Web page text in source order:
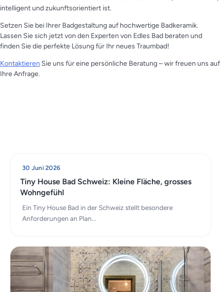
intelligent und zukunftsorientiert ist.
Setzen Sie bei Ihrer Badgestaltung auf hochwertige Badkeramik.
Lassen Sie sich jetzt von den Experten von Edles Bad beraten und
finden Sie die perfekte Lösung für Ihr neues Traumbad!
Kontaktieren Sie uns für eine persönliche Beratung – wir freuen uns auf
Ihre Anfrage.
30 Juni 2026
Tiny House Bad Schweiz: Kleine Fläche, grosses
Wohngefühl
Ein Tiny House Bad in der Schweiz stellt besondere
Anforderungen an Plan...